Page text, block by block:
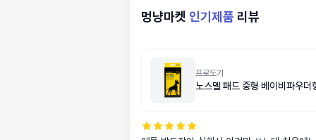
멍냥마켓 인기제품 리뷰
프로도기
노스멜 패드 중형 베이비파우